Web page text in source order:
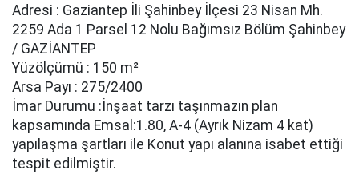
Adresi : Gaziantep İli Şahinbey İlçesi 23 Nisan Mh.
2259 Ada 1 Parsel 12 Nolu Bağımsız Bölüm Şahinbey
/ GAZİANTEP
Yüzölçümü : 150 m²
Arsa Payı : 275/2400
İmar Durumu :İnşaat tarzı taşınmazın plan
kapsamında Emsal:1.80, A-4 (Ayrık Nizam 4 kat)
yapılaşma şartları ile Konut yapı alanına isabet ettiği
tespit edilmiştir.